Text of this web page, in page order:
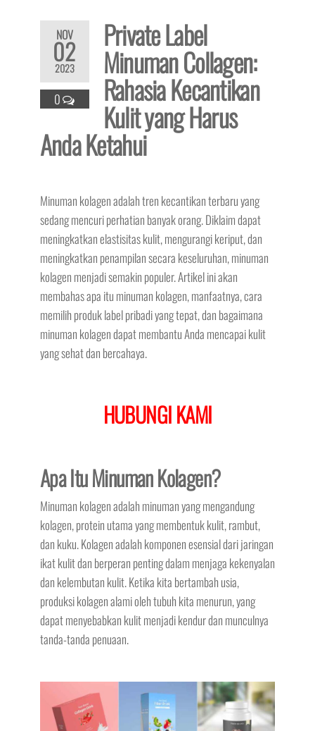
NOV
02
2023
0
Private Label
Minuman Collagen:
Rahasia Kecantikan
Kulit yang Harus
Anda Ketahui
Minuman kolagen adalah tren kecantikan terbaru yang
sedang mencuri perhatian banyak orang. Diklaim dapat
meningkatkan elastisitas kulit, mengurangi keriput, dan
meningkatkan penampilan secara keseluruhan, minuman
kolagen menjadi semakin populer. Artikel ini akan
membahas apa itu minuman kolagen, manfaatnya, cara
memilih produk label pribadi yang tepat, dan bagaimana
minuman kolagen dapat membantu Anda mencapai kulit
yang sehat dan bercahaya.
HUBUNGI KAMI
Apa Itu Minuman Kolagen?
Minuman kolagen adalah minuman yang mengandung
kolagen, protein utama yang membentuk kulit, rambut,
dan kuku. Kolagen adalah komponen esensial dari jaringan
ikat kulit dan berperan penting dalam menjaga kekenyalan
dan kelembutan kulit. Ketika kita bertambah usia,
produksi kolagen alami oleh tubuh kita menurun, yang
dapat menyebabkan kulit menjadi kendur dan munculnya
tanda-tanda penuaan.